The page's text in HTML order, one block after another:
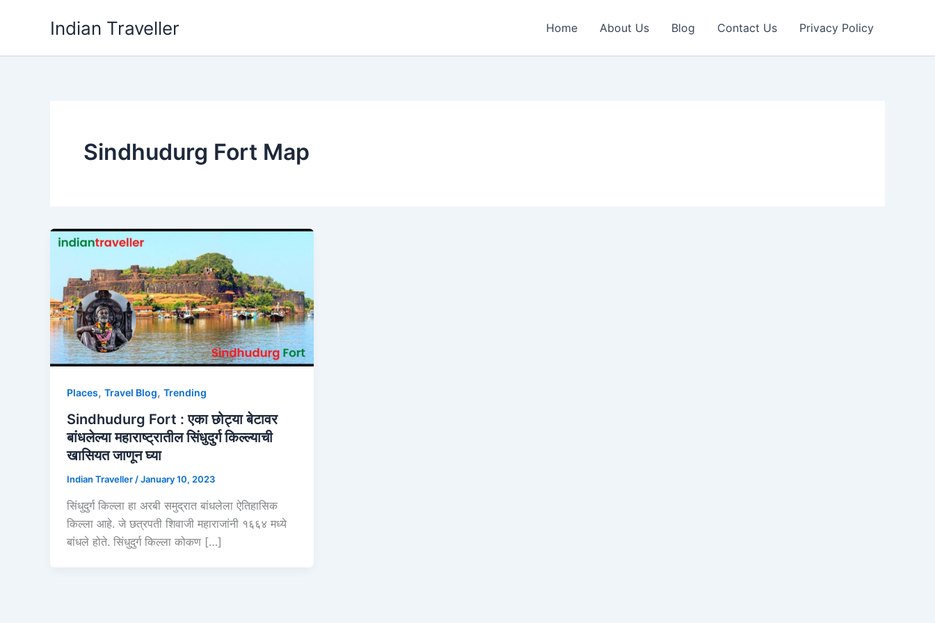
Indian Traveller Home About Us Blog Contact Us Privacy Policy
Sindhudurg Fort Map
Places, Travel Blog, Trending
Sindhudurg Fort : एका छोट्या बेटावर
बांधलेल्या महाराष्ट्रातील सिंधुदुर्ग किल्ल्याची
खासियत जाणून घ्या
Indian Traveller /January 10, 2023
सिंधुदुर्ग किल्ला हा अरबी समुद्रात बांधलेला ऐतिहासिक
किल्ला आहे. जे छत्रपती शिवाजी महाराजांनी १६६४ मध्ये
बांधले होते. सिंधुदुर्ग किल्ला कोकण […]